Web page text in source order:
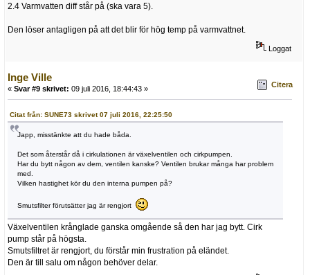
2.4 Varmvatten diff står på (ska vara 5).
Den löser antagligen på att det blir för hög temp på varmvattnet.
Loggat
Inge Ville
« Svar #9 skrivet: 09 juli 2016, 18:44:43 » Citera
Citat från: SUNE73 skrivet 07 juli 2016, 22:25:50
Japp, misstänkte att du hade båda.
Det som återstår då i cirkulationen är växelventilen och cirkpumpen.
Har du bytt någon av dem, ventilen kanske? Ventilen brukar många har problem
med.
Vilken hastighet kör du den interna pumpen på?
Smutsfilter förutsätter jag är rengjort
Växelventilen krånglade ganska omgående så den har jag bytt. Cirk
pump står på högsta.
Smutsfiltret är rengjort, du förstår min frustration på eländet.
Den är till salu om någon behöver delar.